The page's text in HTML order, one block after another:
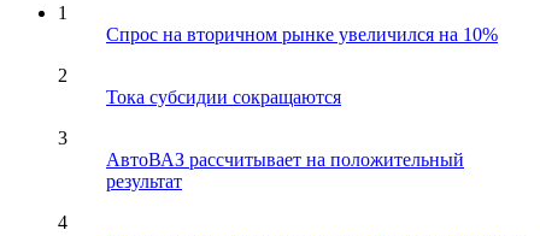
1
Спрос на вторичном рынке увеличился на 10%
2
Тока субсидии сокращаются
3
АвтоВАЗ рассчитывает на положительный
результат
4